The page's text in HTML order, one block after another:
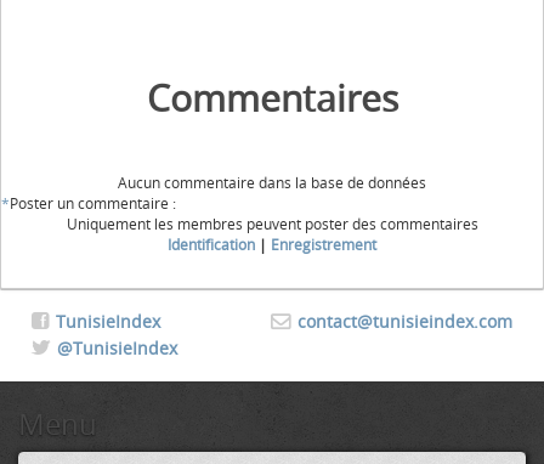
Commentaires
Aucun commentaire dans la base de données
*Poster un commentaire :
Uniquement les membres peuvent poster des commentaires
Identification | Enregistrement
contact@tunisieindex.com
TunisieIndex
@TunisieIndex
Menu